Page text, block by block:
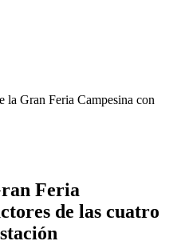
la Gran Feria Campesina con
Feria
de las cuatro